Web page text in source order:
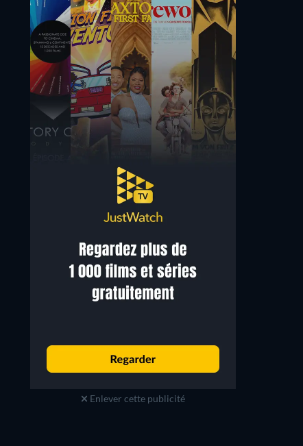
Enlever cette publicité
Kirk Dooley
Anne Francis
Mama Jo